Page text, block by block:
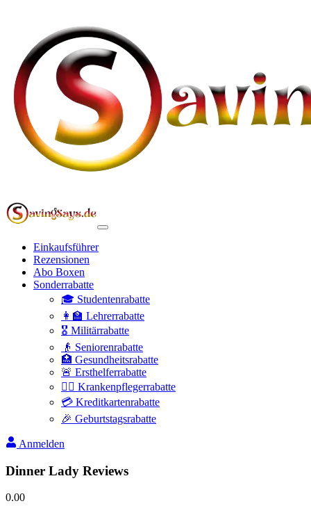
Einkaufsführer
Rezensionen
Abo Boxen
Sonderrabatte
🎓 Studentenrabatte
👩‍🏫 Lehrerrabatte
🎖️ Militärrabatte
👴 Seniorenrabatte
🏥 Gesundheitsrabatte
🚨 Ersthelferrabatte
👩‍⚕️ Krankenpflegerrabatte
💳 Kreditkartenrabatte
🎉 Geburtstagsrabatte
Anmelden
Dinner Lady Reviews
0.00